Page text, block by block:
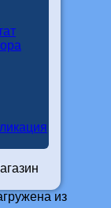
из